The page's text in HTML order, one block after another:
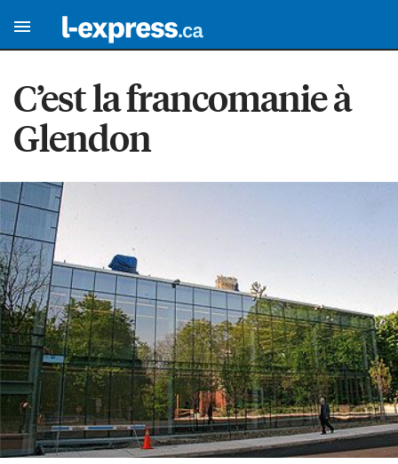
C’est la francomanie à
Glendon